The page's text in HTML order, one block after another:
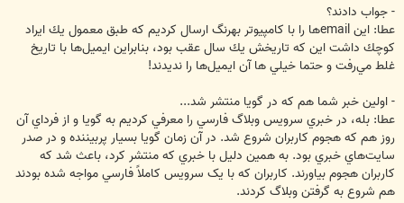
- جواب دادند؟
عطا: اين emailها را با کامپيوتر بهرنگ ارسال کرديم که طبق معمول يك ايراد
كوچك داشت اين كه تاريخش يك سال عقب بود، بنابراين ايميل‌ها با تاريخ
غلط مي‌رفت و حتما خيلي ها آن ايميل‌ها را نديدند!
- اولين خبر شما هم كه در گويا منتشر شد...
عطا: بله، در خبري سرويس وبلاگ فارسي را معرفي كرديم به گويا و از فرداي آن
روز هم كه هجوم كاربران شروع شد. در آن زمان گويا بسيار پربيننده و در صدر
سايت‌هاي خبري بود. به همين دليل با خبري که منتشر کرد، باعث شد که
کاربران هجوم بياورند. کاربران که با يک سرويس کاملاً فارسي مواجه شده بودند
هم شروع به گرفتن وبلاگ کردند.